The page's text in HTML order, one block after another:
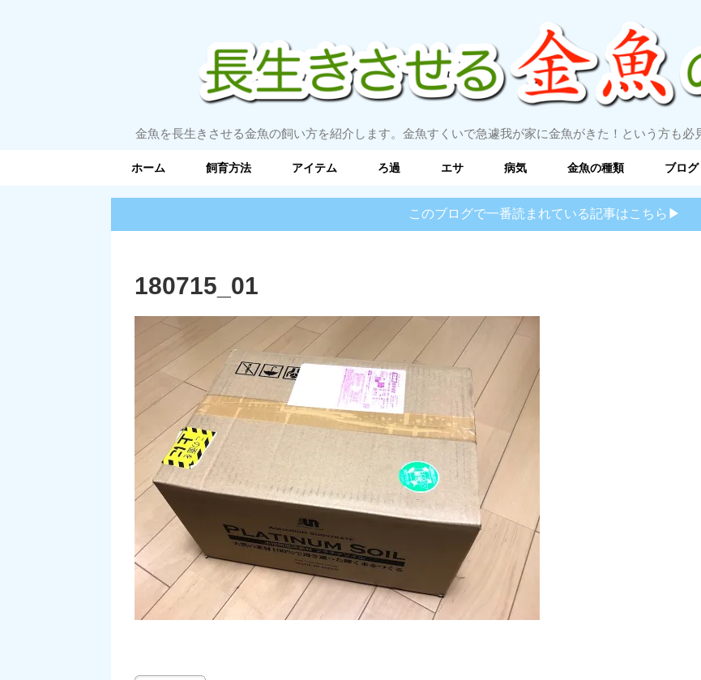
金魚を長生きさせる金魚の飼い方を紹介します。金魚すくいで急遽我が家に金魚がきた！という方も必
ホーム 飼育方法 アイテム ろ過 エサ 病気 金魚の種類 ブログ
このブログで一番読まれている記事はこちら▶︎
180715_01